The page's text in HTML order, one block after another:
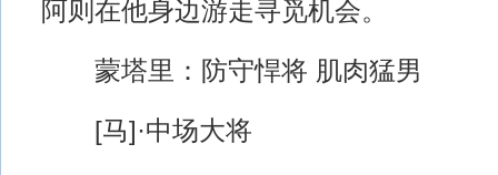
阿则在他身边游走寻觅机会。
蒙塔里：防守悍将 肌肉猛男
[马]·中场大将